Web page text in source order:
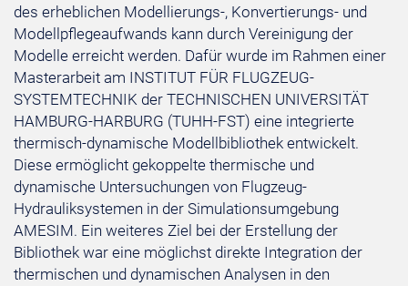
des erheblichen Modellierungs-, Konvertierungs- und
Modellpflegeaufwands kann durch Vereinigung der
Modelle erreicht werden. Dafür wurde im Rahmen einer
Masterarbeit am INSTITUT FÜR FLUGZEUG-
SYSTEMTECHNIK der TECHNISCHEN UNIVERSITÄT
HAMBURG-HARBURG (TUHH-FST) eine integrierte
thermisch-dynamische Modellbibliothek entwickelt.
Diese ermöglicht gekoppelte thermische und
dynamische Untersuchungen von Flugzeug-
Hydrauliksystemen in der Simulationsumgebung
AMESIM. Ein weiteres Ziel bei der Erstellung der
Bibliothek war eine möglichst direkte Integration der
thermischen und dynamischen Analysen in den